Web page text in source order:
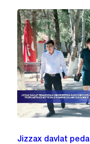
Jizzax davlat